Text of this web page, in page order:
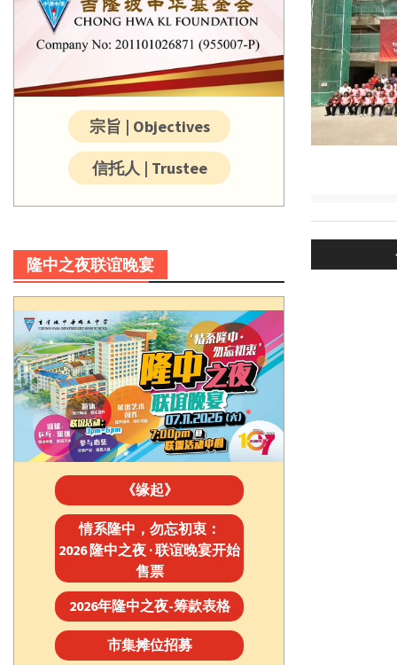
Post
宗旨 | Objectives
信托人 | Trustee
隆中之夜联谊晚宴
《缘起》
情系隆中，勿忘初衷：
2026 隆中之夜 · 联谊晚宴开始
售票
2026年隆中之夜-筹款表格
市集摊位招募